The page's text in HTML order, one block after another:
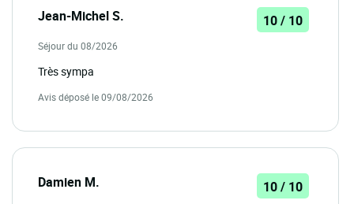
Jean-Michel S. 10 / 10
Séjour du 08/2026
Très sympa
Avis déposé le 09/08/2026
Damien M. 10 / 10